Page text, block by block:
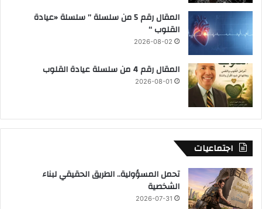
المقال رقم 5 من سلسلة ” سلسلة «عيادة
القلوب “
2026-08-02
المقال رقم 4 من سلسلة عيادة القلوب
2026-08-01
اجتماعيات
تحمل المسؤولية.. الطريق الحقيقي لبناء
الشخصية
2026-07-31